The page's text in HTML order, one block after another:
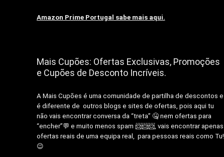
Amazon Prime Portugal sabe mais aqui.
Mais Cupões: Ofertas Exclusivas, Promoções
e Cupões de Desconto Incríveis.
A Mais Cupões é uma comunidade de partilha de descontos e
é diferente de outros blogs e sites de ofertas, pois aqui tu
não vais encontrar conversa da “treta” 🤐 nem ofertas para
“encher”💬 e muito menos spam 📨📨📨, vais encontrar apenas
ofertas reais de uma equipa real, para pessoas reais como Tu!
😉